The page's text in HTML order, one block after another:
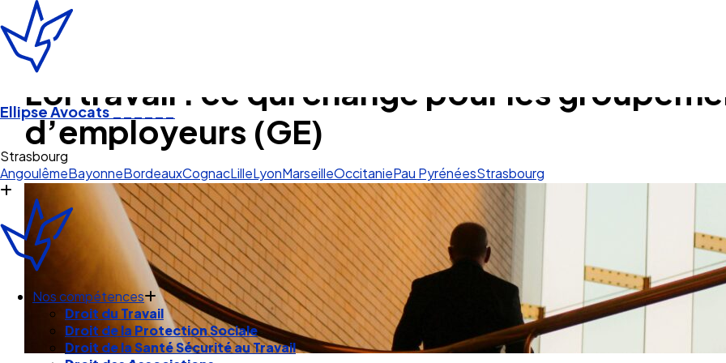
Ellipse Avocats______
A
AngoulêmeBayonneBordeauxCognacLilleLyonMarseilleOccitaniePau PyrénéesStrasbourg
Nos compétences
Droit du Travail
Droit de la Protection Sociale
Droit de la Santé Sécurité au Travail
Loi travail : ce qui change pour les
d’employeurs (GE)